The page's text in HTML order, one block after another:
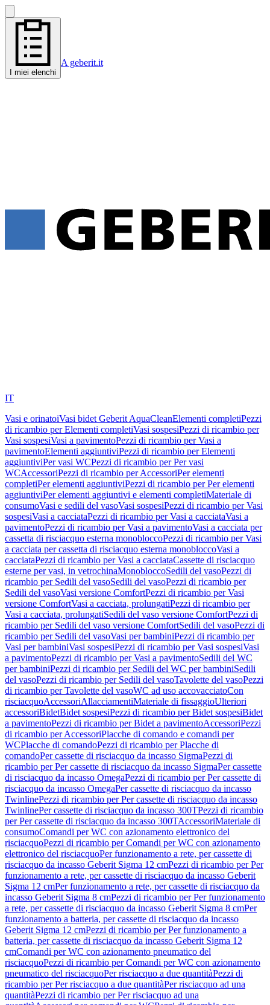
I miei elenchi
A geberit.it
IT
Vasi e orinatoiVasi bidet Geberit AquaCleanElementi completiPezzi
di ricambio per Elementi completiVasi sospesiPezzi di ricambio per
Vasi sospesiVasi a pavimentoPezzi di ricambio per Vasi a
pavimentoElementi aggiuntiviPezzi di ricambio per Elementi
aggiuntiviPer vasi WCPezzi di ricambio per Per vasi
WCAccessoriPezzi di ricambio per AccessoriPer elementi
completiPer elementi aggiuntiviPezzi di ricambio per Per elementi
aggiuntiviPer elementi aggiuntivi e elementi completiMateriale di
consumoVasi e sedili del vasoVasi sospesiPezzi di ricambio per Vasi
sospesiVasi a cacciataPezzi di ricambio per Vasi a cacciataVasi a
pavimentoPezzi di ricambio per Vasi a pavimentoVasi a cacciata per
cassetta di risciacquo esterna monobloccoPezzi di ricambio per Vasi
a cacciata per cassetta di risciacquo esterna monobloccoVasi a
cacciataPezzi di ricambio per Vasi a cacciataCassette di risciacquo
esterne per vasi, in vetrochinaMonobloccoSedili del vasoPezzi di
ricambio per Sedili del vasoSedili del vasoPezzi di ricambio per
Sedili del vasoVasi versione ComfortPezzi di ricambio per Vasi
versione ComfortVasi a cacciata, prolungatiPezzi di ricambio per
Vasi a cacciata, prolungatiSedili del vaso versione ComfortPezzi di
ricambio per Sedili del vaso versione ComfortSedili del vasoPezzi di
ricambio per Sedili del vasoVasi per bambiniPezzi di ricambio per
Vasi per bambiniVasi sospesiPezzi di ricambio per Vasi sospesiVasi
a pavimentoPezzi di ricambio per Vasi a pavimentoSedili del WC
per bambiniPezzi di ricambio per Sedili del WC per bambiniSedili
del vasoPezzi di ricambio per Sedili del vasoTavolette del vasoPezzi
di ricambio per Tavolette del vasoWC ad uso accovacciatoCon
risciacquoAccessoriAllacciamentiMateriale di fissaggioUlteriori
accessoriBidetBidet sospesiPezzi di ricambio per Bidet sospesiBidet
a pavimentoPezzi di ricambio per Bidet a pavimentoAccessoriPezzi
di ricambio per AccessoriPlacche di comando e comandi per
WCPlacche di comandoPezzi di ricambio per Placche di
comandoPer cassette di risciacquo da incasso SigmaPezzi di
ricambio per Per cassette di risciacquo da incasso SigmaPer cassette
di risciacquo da incasso OmegaPezzi di ricambio per Per cassette di
risciacquo da incasso OmegaPer cassette di risciacquo da incasso
TwinlinePezzi di ricambio per Per cassette di risciacquo da incasso
TwinlinePer cassette di risciacquo da incasso 300TPezzi di ricambio
per Per cassette di risciacquo da incasso 300TAccessoriMateriale di
consumoComandi per WC con azionamento elettronico del
risciacquoPezzi di ricambio per Comandi per WC con azionamento
elettronico del risciacquoPer funzionamento a rete, per cassette di
risciacquo da incasso Geberit Sigma 12 cmPezzi di ricambio per Per
funzionamento a rete, per cassette di risciacquo da incasso Geberit
Sigma 12 cmPer funzionamento a rete, per cassette di risciacquo da
incasso Geberit Sigma 8 cmPezzi di ricambio per Per funzionamento
a rete, per cassette di risciacquo da incasso Geberit Sigma 8 cmPer
funzionamento a batteria, per cassette di risciacquo da incasso
Geberit Sigma 12 cmPezzi di ricambio per Per funzionamento a
batteria, per cassette di risciacquo da incasso Geberit Sigma 12
cmComandi per WC con azionamento pneumatico del
risciacquoPezzi di ricambio per Comandi per WC con azionamento
pneumatico del risciacquoPer risciacquo a due quantitàPezzi di
ricambio per Per risciacquo a due quantitàPer risciacquo ad una
quantitàPezzi di ricambio per Per risciacquo ad una